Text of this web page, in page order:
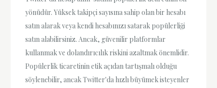
yönüdür. Yüksek takipçi sayısına sahip olan bir hesabı
satın alarak veya kendi hesabınızı satarak popülerliği
satın alabilirsiniz. Ancak, güvenilir platformlar
kullanmak ve dolandırıcılık riskini azaltmak önemlidir.
Popülerlik ticaretinin etik açıdan tartışmalı olduğu
söylenebilir, ancak Twitter'da hızlı büyümek isteyenler